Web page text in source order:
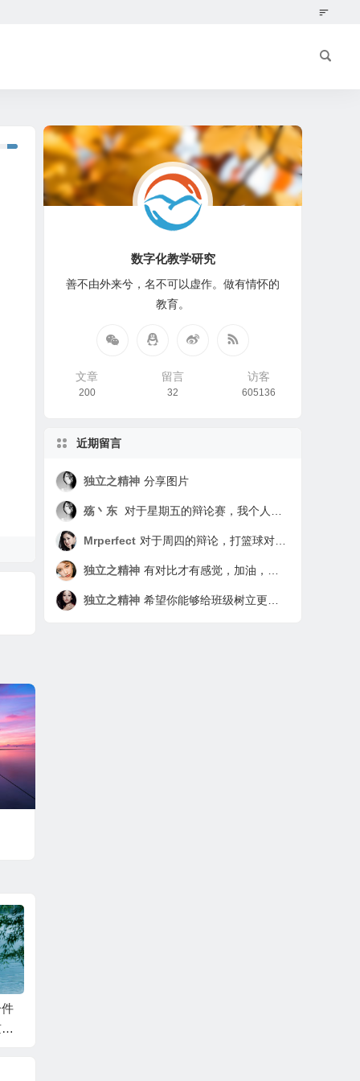
数字化教学研究
善不由外来兮，名不可以虚作。做有情怀的
教育。
文章
200
留言
32
访客
605136
近期留言
独立之精神 分享图片
殇丶东 对于星期五的辩论赛，我个人实际上认为是无意义的。因为打篮球的影响是绝对的，不可去除的，有好有坏，要看打球的人本身有没有自制力。对于没有自制力的同学来说打球基本是无节制的，因为打球可以使人身心放松，让学习上的烦恼在打球中驱散。但为了这种快感而无节制的打球是利大于弊的。对于那些有自制力且极强的同学来说，简直就是娱乐项目，做完该做的任务就去打打，从而达到一箭双雕，两全其美。所以这次辩论赛我认为题目的根本就有错误，应该改为“有自制力对于打球有关系吗？” 还有就是我绝对认为我是实验班学生，我先不管谁不承认实验班，反正我就是，我就是要做到实验班该做的比平行班还要强的任务，因为我是实验班的学生。
Mrperfect 对于周四的辩论，打篮球对学习是否有影响，我觉得应该辩的是打篮球对于学习利大于弊还是弊大于利。我个人处于中立，因为这取决于个人。打篮球对学习是利大于弊还是弊大于利要看打篮球的人是怎么打的，如果这个人打篮球与学习时间分配有序，学习时间为主，打篮球为辅，那么就是利大于弊，这样不仅强身健体，学习也会更有精神。如果这个人打篮球没有节制，打篮球时间过多，就连上课都在想篮球，那么就是弊大于利。这样下去不仅学习没状态，对身体也不好，会过度劳累，这对学习与身体都不利。所以打篮球对学习利大于弊还是弊大于利取决于个人。 这次辩论也看出了我们班同学的秩序，在别人辩论时没有倾听的习惯，我们应该牢记：倾听是一种习惯。这次辩论也看出了同学们逻辑思维能力不足，不少同学在乱辩。而李碧馨无疑是这次辩论的亮点，她以一敌众，并且牢牢抓住对自己有利的论点力压群雄，实在是厉害。 实验班，这是我们七年级入校时就有的标签，我们2班入学以来学习成绩就一直领先，但是表现却不及一班，有些同学还向其他差生看齐，渐渐的我们纪律不好，成绩也逐渐被赶上，由原来的各科遥遥领先，到现在只有一部分科目超过其他班。 作为班长，我们同学的表现我都看在眼里，与平行班的同学比起来，我们班大部分同学都在重点班。但是，有少部分同学，向平行班的狐朋狗友看齐。我们不反对大家玩在一起，但希望我们班的同学要做到不同流合污。上课听不懂，那也得听，许多同学现在学习不好是因为以前基础没打好，那么你就更应该少玩，外科下花更多的时间去把以前的漏洞补起来。 我们班的那几位同学，每天上课都迟到，这点实在让我不能理解，你们下课不去上厕所，等到上课铃打了，就结伴去上厕所你不过是少听了2分钟的课，但当你回来时老师说你时你却浪费了40多人的2分钟，你浪费同学的了80多分钟。做这种事的人我非常看不起，就如同你故意跟老师反着干，你是觉得这样非常有面子吗？同学啊，你殊不知你这么做非常丢人。 我们是实验班的孩子，但我们却没有实验班孩子的品质与习惯，难道上课下课时摆一摆桌子，捡一下桌子周围的垃圾有这么难吗？就算不是你丢的垃圾，作为班里的一份子你帮忙捡一下很难吗？ 我们是实验班，我们的同学也是品学兼优的学生，一定是的，一定会是的！ ——802 罗权
独立之精神 有对比才有感觉，加油，相信你一定可以树立更好的榜样作用的
独立之精神 希望你能够给班级树立更积极的形象，加油